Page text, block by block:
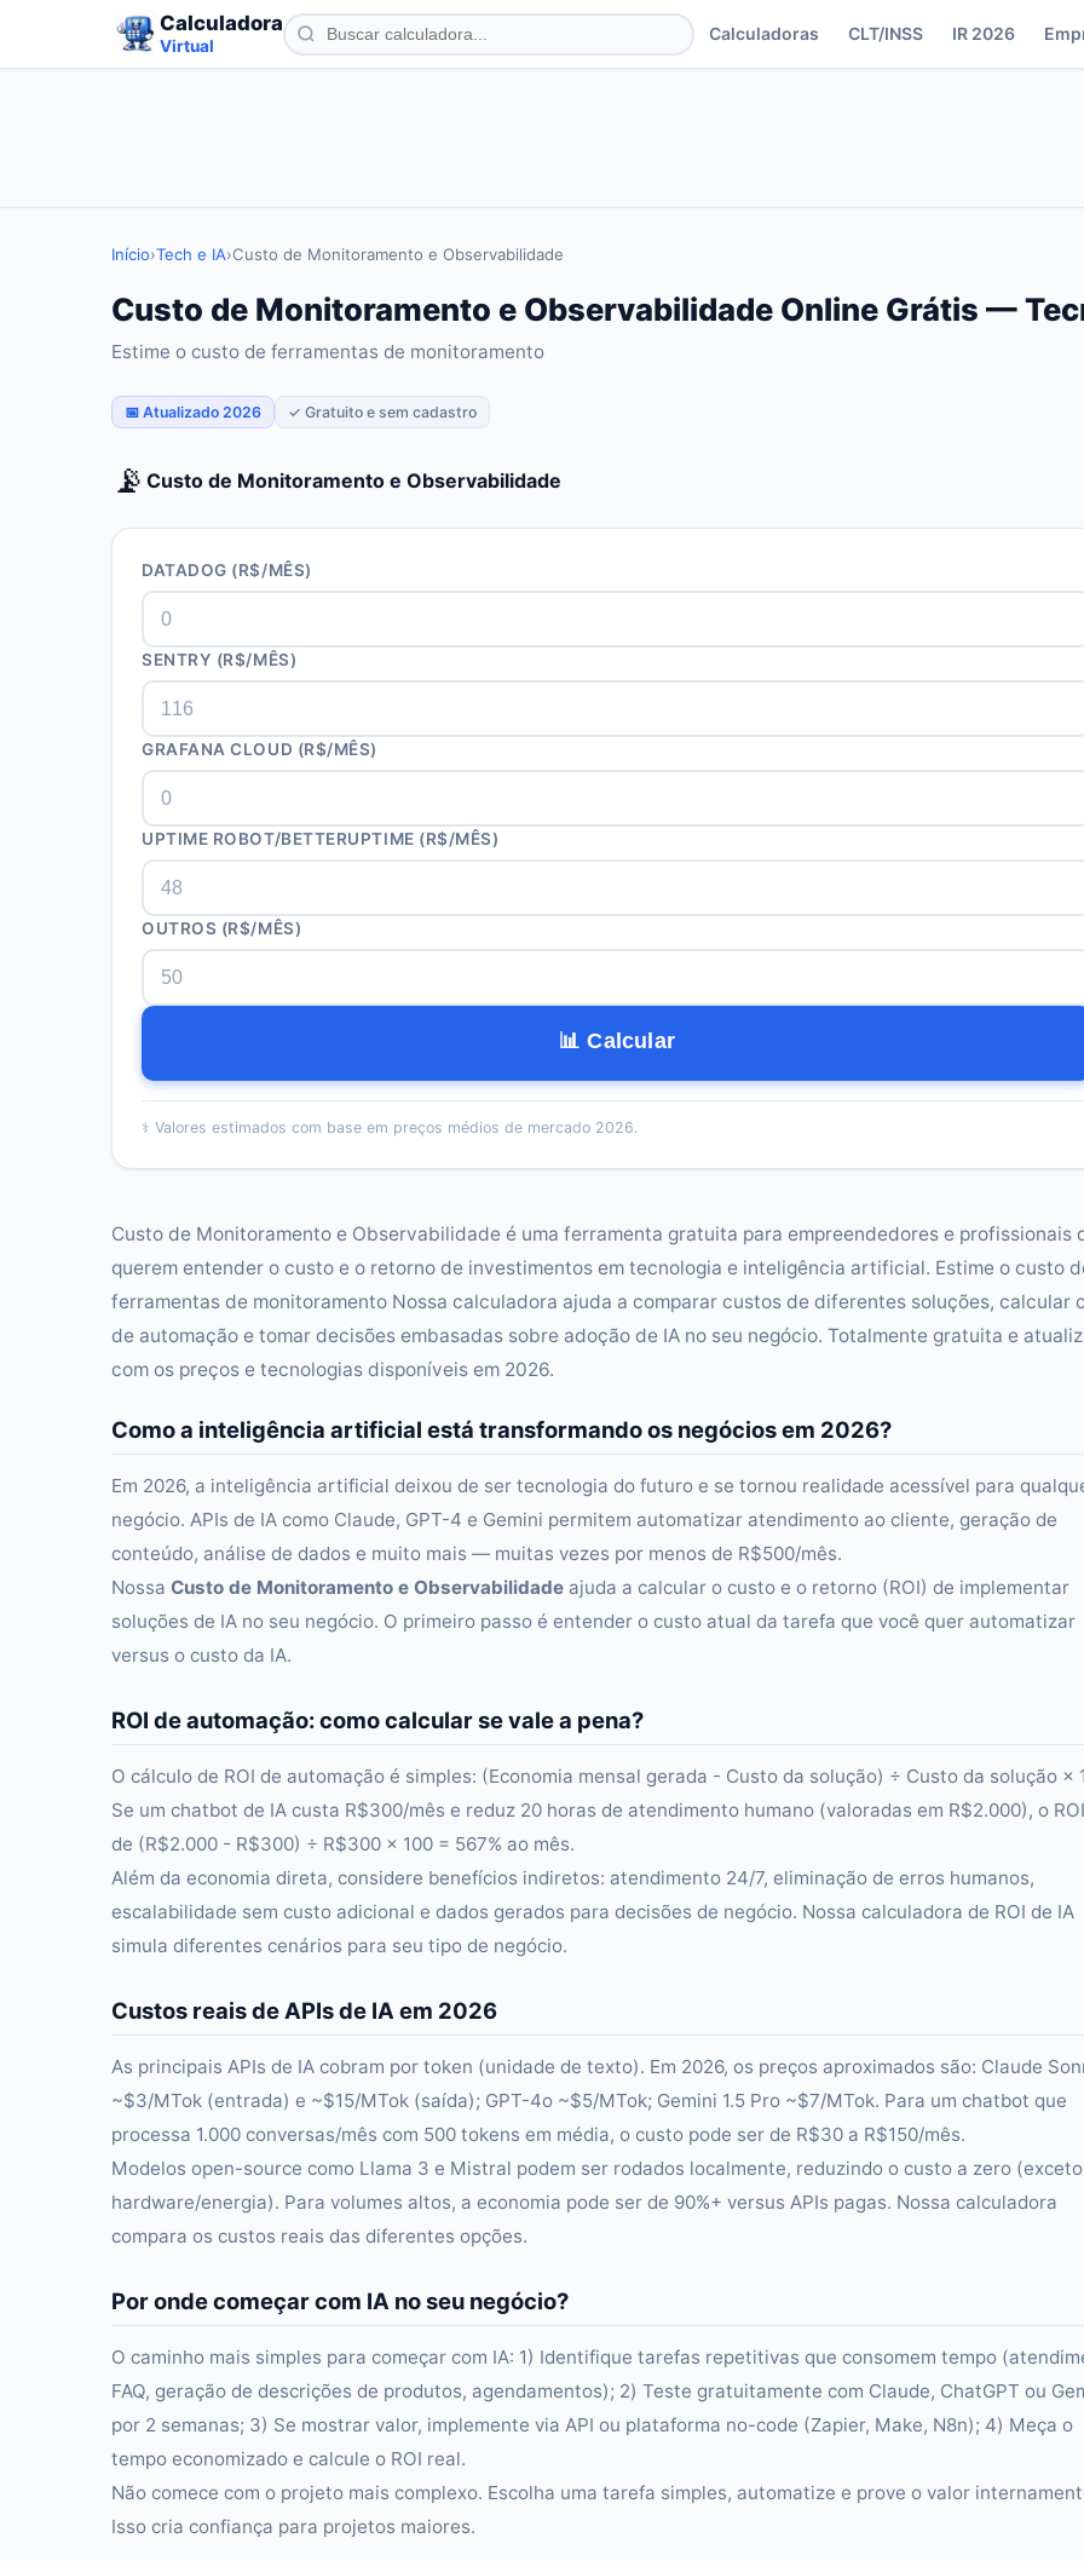
Calculadora
Virtual
Calculadoras CLT/INSS IR 2026
Início›Tech e IA›Custo de Monitoramento e Observabilidade
Custo de Monitoramento e Observabilidade Online Grátis —
Estime o custo de ferramentas de monitoramento
📅 Atualizado 2026 ✓ Gratuito e sem cadastro
📡 Custo de Monitoramento e Observabilidade
DATADOG (R$/MÊS)
SENTRY (R$/MÊS)
GRAFANA CLOUD (R$/MÊS)
UPTIME ROBOT/BETTERUPTIME (R$/MÊS)
OUTROS (R$/MÊS)
📊 Calcular
⚕️ Valores estimados com base em preços médios de mercado 2026.
Custo de Monitoramento e Observabilidade é uma ferramenta gratuita para empreendedores e profissionais
querem entender o custo e o retorno de investimentos em tecnologia e inteligência artificial. Estime o custo
ferramentas de monitoramento Nossa calculadora ajuda a comparar custos de diferentes soluções, calcular
de automação e tomar decisões embasadas sobre adoção de IA no seu negócio. Totalmente gratuita e
com os preços e tecnologias disponíveis em 2026.
Como a inteligência artificial está transformando os negócios em 2026?
Em 2026, a inteligência artificial deixou de ser tecnologia do futuro e se tornou realidade acessível para
negócio. APIs de IA como Claude, GPT-4 e Gemini permitem automatizar atendimento ao cliente, geração de
conteúdo, análise de dados e muito mais — muitas vezes por menos de R$500/mês.
Nossa Custo de Monitoramento e Observabilidade ajuda a calcular o custo e o retorno (ROI) de implementar
soluções de IA no seu negócio. O primeiro passo é entender o custo atual da tarefa que você quer automatizar
versus o custo da IA.
ROI de automação: como calcular se vale a pena?
O cálculo de ROI de automação é simples: (Economia mensal gerada - Custo da solução) ÷ Custo da solução ×
Se um chatbot de IA custa R$300/mês e reduz 20 horas de atendimento humano (valoradas em R$2.000), o
de (R$2.000 - R$300) ÷ R$300 × 100 = 567% ao mês.
Além da economia direta, considere benefícios indiretos: atendimento 24/7, eliminação de erros humanos,
escalabilidade sem custo adicional e dados gerados para decisões de negócio. Nossa calculadora de ROI de IA
simula diferentes cenários para seu tipo de negócio.
Custos reais de APIs de IA em 2026
As principais APIs de IA cobram por token (unidade de texto). Em 2026, os preços aproximados são: Claude
~$3/MTok (entrada) e ~$15/MTok (saída); GPT-4o ~$5/MTok; Gemini 1.5 Pro ~$7/MTok. Para um chatbot que
processa 1.000 conversas/mês com 500 tokens em média, o custo pode ser de R$30 a R$150/mês.
Modelos open-source como Llama 3 e Mistral podem ser rodados localmente, reduzindo o custo a zero (exceto
hardware/energia). Para volumes altos, a economia pode ser de 90%+ versus APIs pagas. Nossa calculadora
compara os custos reais das diferentes opções.
Por onde começar com IA no seu negócio?
O caminho mais simples para começar com IA: 1) Identifique tarefas repetitivas que consomem tempo
FAQ, geração de descrições de produtos, agendamentos); 2) Teste gratuitamente com Claude, ChatGPT ou
por 2 semanas; 3) Se mostrar valor, implemente via API ou plataforma no-code (Zapier, Make, N8n); 4) Meça o
tempo economizado e calcule o ROI real.
Não comece com o projeto mais complexo. Escolha uma tarefa simples, automatize e prove o valor
Isso cria confiança para projetos maiores.